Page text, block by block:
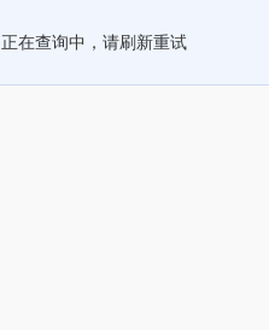
正在查询中，请刷新重试